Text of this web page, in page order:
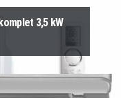
3,5 kW